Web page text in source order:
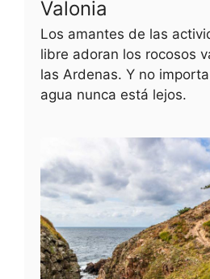
Valonia
Los amantes de las
libre adoran los rocosos
las Ardenas. Y no
agua nunca está lejos.